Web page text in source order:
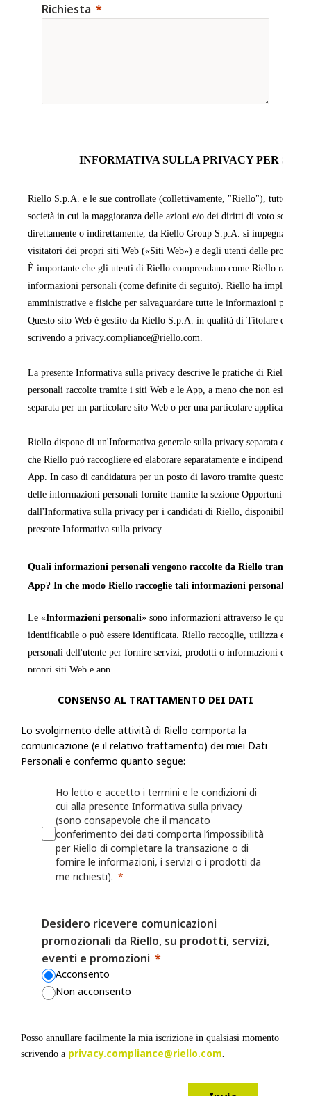
Richiesta
INFORMATIVA SULLA PRIVACY PER SITI
Riello S.p.A. e le sue controllate (collettivamente, "Riello"), tutte
società in cui la maggioranza delle azioni e/o dei diritti di voto sono
direttamente o indirettamente, da Riello Group S.p.A. si impegnano a
visitatori dei propri siti Web («Siti Web») e degli utenti delle proprie
È importante che gli utenti di Riello comprendano come Riello
informazioni personali (come definite di seguito). Riello ha
amministrative e fisiche per salvaguardare tutte le informazioni
Questo sito Web è gestito da Riello S.p.A. in qualità di Titolare del
scrivendo a privacy.compliance@riello.com
La presente Informativa sulla privacy descrive le pratiche di Riello
personali raccolte tramite i siti Web e le App, a meno che non esista
separata per un particolare sito Web o per una particolare applicazione
Riello dispone di un'Informativa generale sulla privacy separata che
che Riello può raccogliere ed elaborare separatamente e
App. In caso di candidatura per un posto di lavoro tramite questo sito
delle informazioni personali fornite tramite la sezione Opportunità di
dall'Informativa sulla privacy per i candidati di Riello, disponibile in
presente Informativa sulla privacy.
Quali informazioni personali vengono raccolte da Riello tramite i
App? In che modo Riello raccoglie tali informazioni personali?
Le «Informazioni personali» sono informazioni attraverso le quali
identificabile o può essere identificata. Riello raccoglie, utilizza ed
personali dell'utente per fornire servizi, prodotti o informazioni da
propri siti Web e app.
La raccolta delle Informazioni personali sarà trasparente per l'utente e
Informazioni personali richieste, Riello potrebbe non essere in grado
fornire le informazioni, i servizi o i prodotti richiesti.
Riello raccoglie informazioni, incluse le Informazioni personali,
modulo o una richiesta, registra un prodotto presso Riello o utilizza le
esempio: nome, indirizzo fisico, azienda per cui lavora, numero di
numero di fax, il settore in cui lavora, i suoi interessi nonché qualsiasi
fornita a Riello. Riello può anche chiedere all'utente di fornire
registrando o per il quale desidera ricevere assistenza (ad esempio un
Riello può anche raccogliere informazioni grazie all'utilizzo, da parte
Web o delle proprie App, quali nome utente, identificativi del
dati sulla localizzazione. Per maggiori dettagli, consulta la Politica sui
I fornitori di servizi mobili o Internet possono avere una posizione o
dell'utente quando visita i Siti Web o utilizza le App, ma Riello non è
il modo in cui altre parti possono raccogliere le Informazioni personali
CONSENSO AL TRATTAMENTO DEI DATI
Lo svolgimento delle attività di Riello comporta la
comunicazione (e il relativo trattamento) dei miei Dati
Personali e confermo quanto segue:
Ho letto e accetto i termini e le condizioni di
cui alla presente Informativa sulla privacy
(sono consapevole che il mancato
conferimento dei dati comporta l’impossibilità
per Riello di completare la transazione o di
fornire le informazioni, i servizi o i prodotti da
me richiesti).
Desidero ricevere comunicazioni
promozionali da Riello, su prodotti, servizi,
eventi e promozioni
Acconsento
Non acconsento
Posso annullare facilmente la mia iscrizione in qualsiasi momento
scrivendo a privacy.compliance@riello.com.